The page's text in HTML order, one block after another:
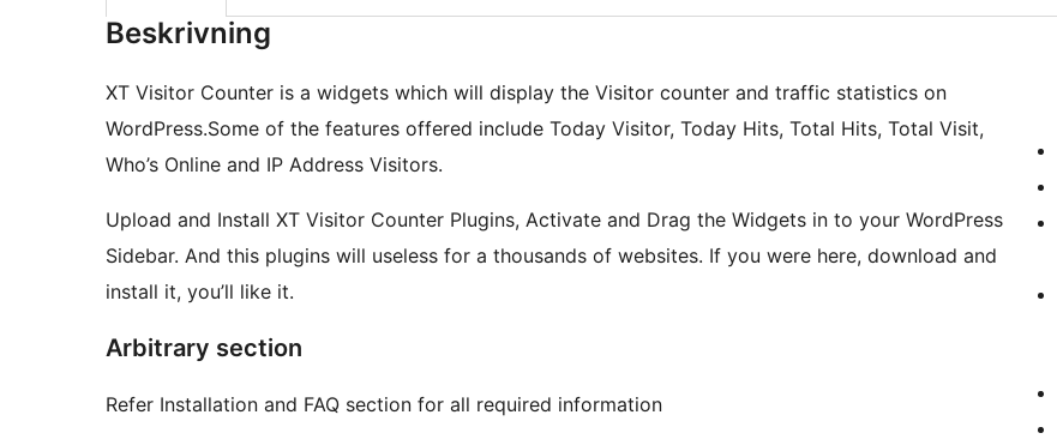
Beskrivning
XT Visitor Counter is a widgets which will display the Visitor counter and traffic statistics on
WordPress.Some of the features offered include Today Visitor, Today Hits, Total Hits, Total Visit,
Who’s Online and IP Address Visitors.
Upload and Install XT Visitor Counter Plugins, Activate and Drag the Widgets in to your WordPress
Sidebar. And this plugins will useless for a thousands of websites. If you were here, download and
install it, you’ll like it.
Arbitrary section
Refer Installation and FAQ section for all required information